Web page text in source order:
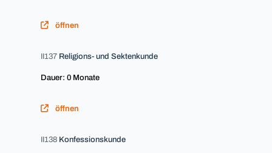
öffnen
II137 Religions- und Sektenkunde
Dauer: 0 Monate
öffnen
II138 Konfessionskunde